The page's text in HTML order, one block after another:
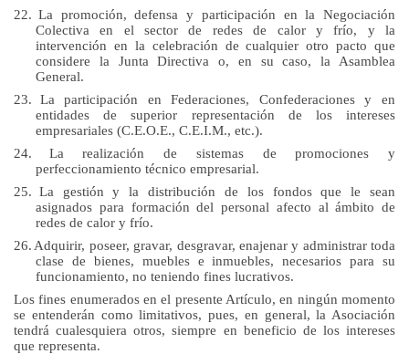
22. La promoción, defensa y participación enla Negociación
Colectiva en el sector de redes de calor y frío, y la
intervención en la celebración de cualquier otro pacto que
considere la Junta Directiva o, en su caso,la Asamblea
General.
23.
La participación en Federaciones, Confederaciones y en
entidades de superior representación de los intereses
empresariales (C.E.O.E., C.E.I.M., etc.).
24.
La realización de sistemas de promociones y
perfeccionamiento técnico empresarial.
25. La gestión y la distribución de los fondos que le sean
asignados para formación del personal afecto al ámbito de
redes de calor y frío.
26. Adquirir, poseer, gravar, desgravar, enajenar y administrar toda
clase de bienes, muebles e inmuebles, necesarios para su
funcionamiento, no teniendo fines lucrativos.
Los fines enumerados en el presente Artículo, en ningún momento
se entenderán como limitativos, pues, en general, la Asociación
tendrá cualesquiera otros, siempre en beneficio de los intereses
que representa.